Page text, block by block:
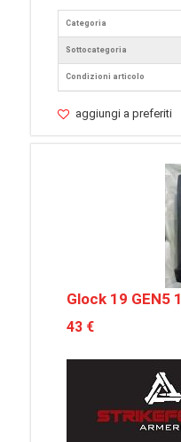
Categoria
Sottocategoria
Condizioni articolo
aggiungi a preferiti
Glock 19 GEN5
43 €